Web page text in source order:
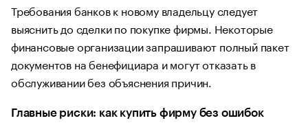
Требования банков к новому владельцу следует
выяснить до сделки по покупке фирмы. Некоторые
финансовые организации запрашивают полный пакет
документов на бенефициара и могут отказать в
обслуживании без объяснения причин.
Главные риски: как купить фирму без ошибок